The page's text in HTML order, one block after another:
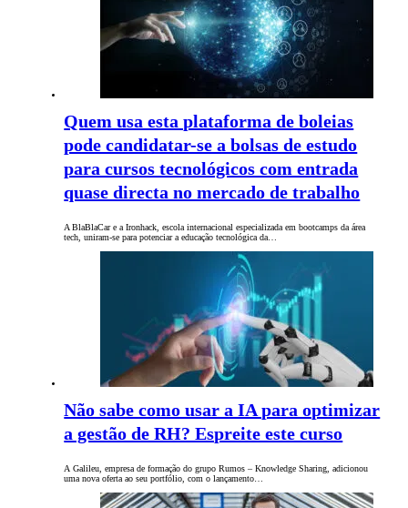
Quem usa esta plataforma de boleias
pode candidatar-se a bolsas de estudo
para cursos tecnológicos com entrada
quase directa no mercado de trabalho
A BlaBlaCar e a Ironhack, escola internacional especializada em bootcamps da área
tech, uniram-se para potenciar a educação tecnológica da…
Não sabe como usar a IA para optimizar
a gestão de RH? Espreite este curso
A Galileu, empresa de formação do grupo Rumos – Knowledge Sharing, adicionou
uma nova oferta ao seu portfólio, com o lançamento…